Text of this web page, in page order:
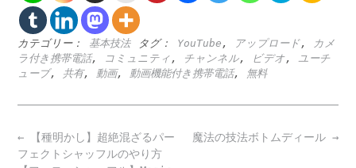
カテゴリー： 基本技法 タグ： YouTube , アップロード,
カメ
ラ付き携帯電話, コミュニティ , チャンネル, ビデオ, ユーチ
ューブ, 共有, 動画, 動画機能付き携帯電話, 無料
Post
navigation
魔法の技法ボトムディール →
← 【種明かし】超絶混ざるパー
フェクトシャッフルのやり方